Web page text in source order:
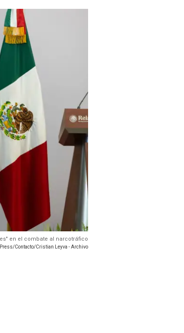
en el combate al narcotráfico
Contacto/Cristian Leyva - Archivo